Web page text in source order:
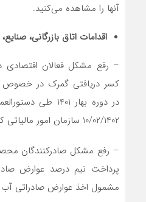
آنها را مشاهده می‌کنید.
اقدامات اتاق بازرگانی،
– رفع مشکل فعالان اقتصادی
کسر دریافتی گمرک در خصوص
10/02/1402 سازمان امور مالیاتی کل کشور
– رفع مشکل صادرکنندگان
پرداخت نیم درصد عوارض
مشمول اخذ عوارض صادراتی